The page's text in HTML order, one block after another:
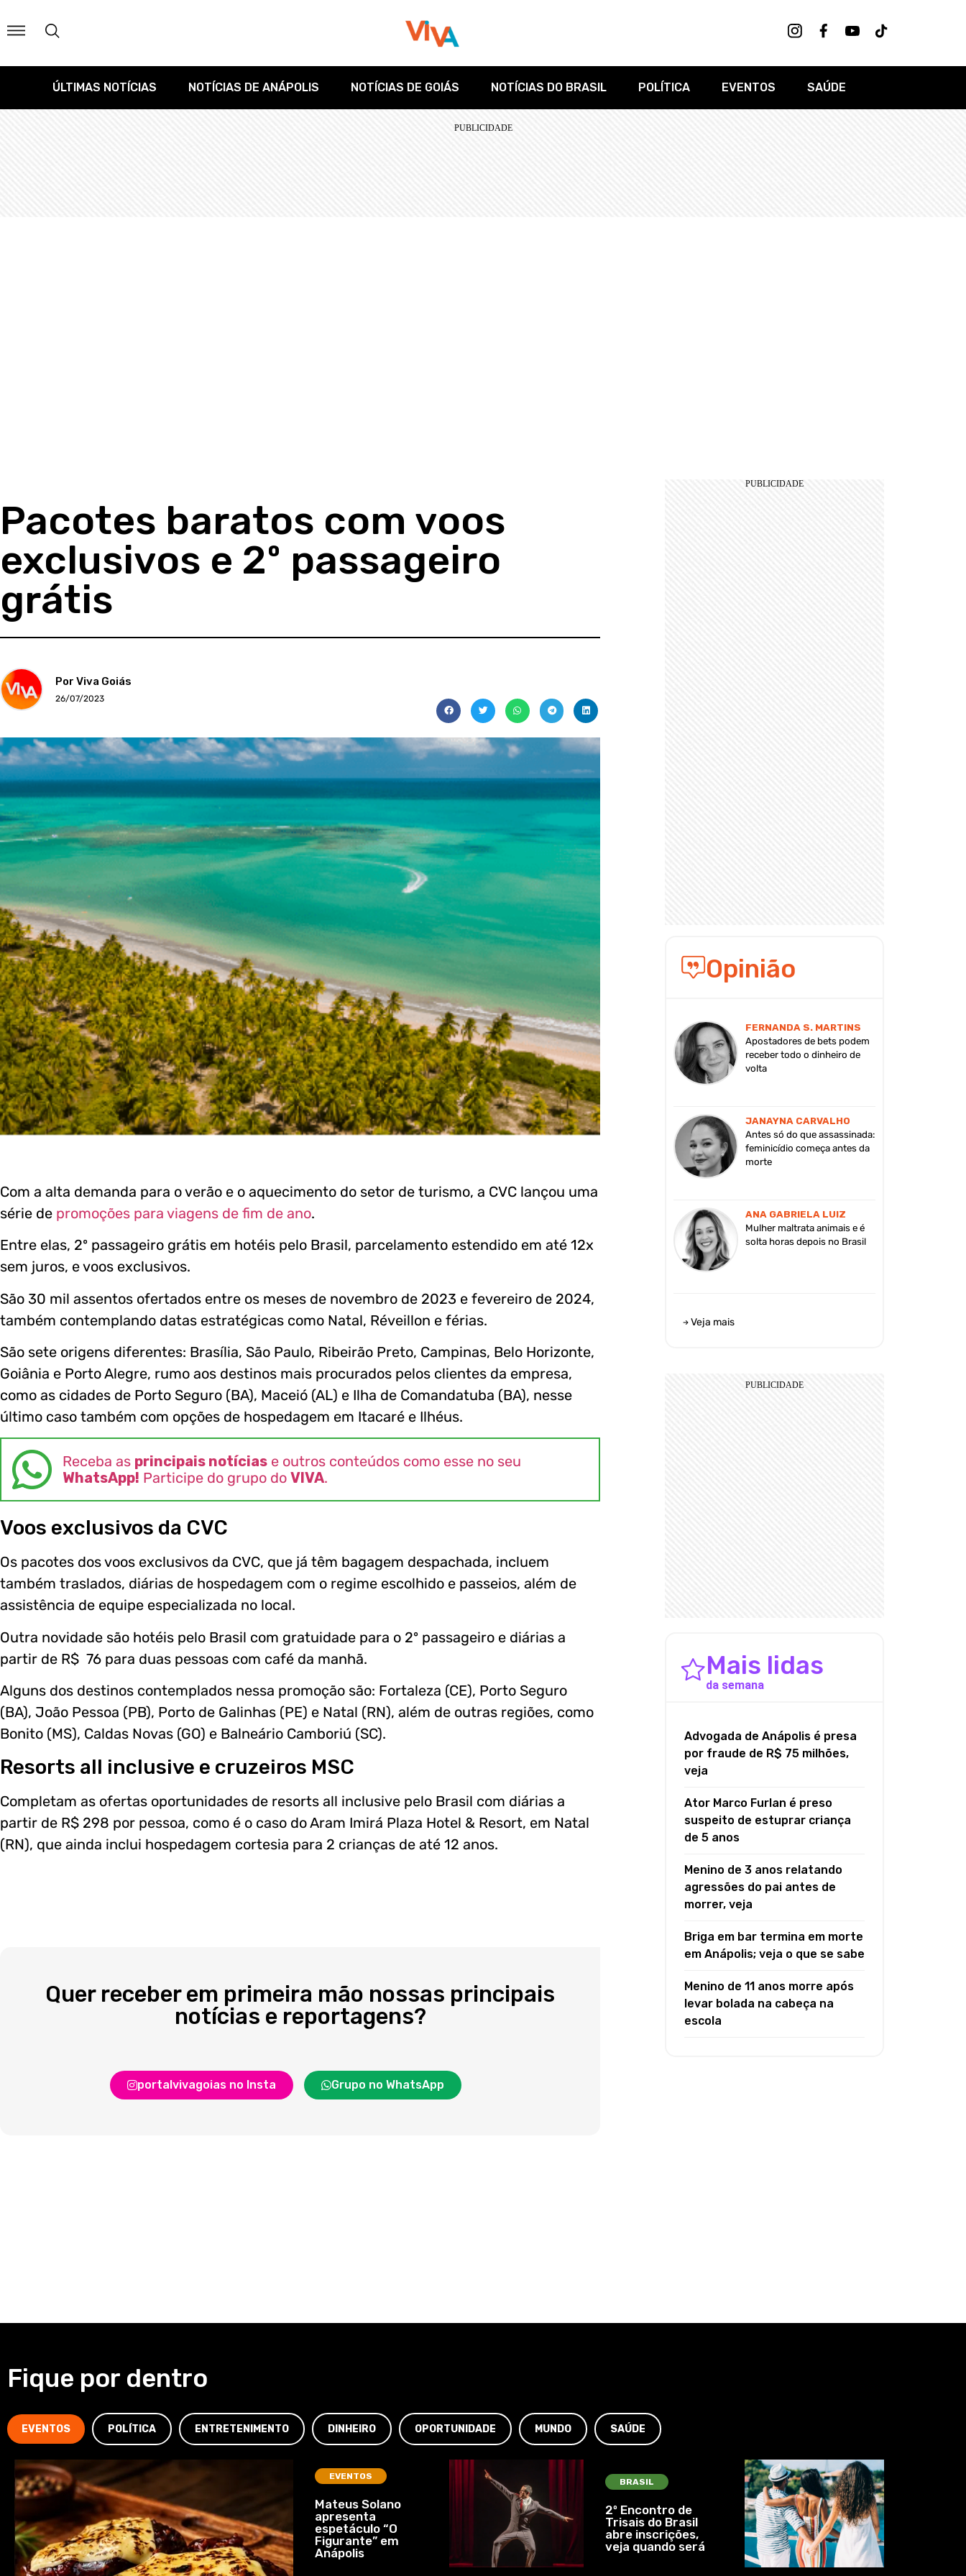
ÚLTIMAS NOTÍCIAS NOTÍCIAS DE ANÁPOLIS NOTÍCIAS DE GOIÁS NOTÍCIAS DO BRASIL POLÍTICA EVENTOS SAÚDE
Pacotes baratos com voos
exclusivos e 2º passageiro
grátis
Por Viva Goiás
26/07/2023
Com a alta demanda para o verão e o aquecimento do setor de turismo, a CVC lançou uma
série de promoções para viagens de fim de ano.
Entre elas, 2º passageiro grátis em hotéis pelo Brasil, parcelamento estendido em até 12x
sem juros, e voos exclusivos.
São 30 mil assentos ofertados entre os meses de novembro de 2023 e fevereiro de 2024,
também contemplando datas estratégicas como Natal, Réveillon e férias.
São sete origens diferentes: Brasília, São Paulo, Ribeirão Preto, Campinas, Belo Horizonte,
Goiânia e Porto Alegre, rumo aos destinos mais procurados pelos clientes da empresa,
como as cidades de Porto Seguro (BA), Maceió (AL) e Ilha de Comandatuba (BA), nesse
último caso também com opções de hospedagem em Itacaré e Ilhéus.
Receba as principais notícias e outros conteúdos como esse no seu
WhatsApp! Participe do grupo do VIVA.
Voos exclusivos da CVC
Os pacotes dos voos exclusivos da CVC, que já têm bagagem despachada, incluem
também traslados, diárias de hospedagem com o regime escolhido e passeios, além de
assistência de equipe especializada no local.
Outra novidade são hotéis pelo Brasil com gratuidade para o 2º passageiro e diárias a
partir de R$ 76 para duas pessoas com café da manhã.
Alguns dos destinos contemplados nessa promoção são: Fortaleza (CE), Porto Seguro
(BA), João Pessoa (PB), Porto de Galinhas (PE) e Natal (RN), além de outras regiões, como
Bonito (MS), Caldas Novas (GO) e Balneário Camboriú (SC).
Resorts all inclusive e cruzeiros MSC
Completam as ofertas oportunidades de resorts all inclusive pelo Brasil com diárias a
partir de R$ 298 por pessoa, como é o caso do Aram Imirá Plaza Hotel & Resort, em Natal
(RN), que ainda inclui hospedagem cortesia para 2 crianças de até 12 anos.
Quer receber em primeira mão nossas principais
notícias e reportagens?
portalvivagoias no Insta Grupo no WhatsApp
Opinião
FERNANDA S. MARTINS
Apostadores de bets podem
receber todo o dinheiro de
volta
JANAYNA CARVALHO
Antes só do que assassinada:
feminicídio começa antes da
morte
ANA GABRIELA LUIZ
Mulher maltrata animais e é
solta horas depois no Brasil
Veja mais
Mais lidas
da semana
Advogada de Anápolis é presa
por fraude de R$ 75 milhões,
veja
Ator Marco Furlan é preso
suspeito de estuprar criança
de 5 anos
Menino de 3 anos relatando
agressões do pai antes de
morrer, veja
Briga em bar termina em morte
em Anápolis; veja o que se sabe
Menino de 11 anos morre após
levar bolada na cabeça na
escola
Fique por dentro
EVENTOS POLÍTICA ENTRETENIMENTO DINHEIRO OPORTUNIDADE MUNDO SAÚDE
EVENTOS
Mateus Solano
apresenta
espetáculo “O
Figurante” em
Anápolis
BRASIL
2º Encontro de
Trisais do Brasil
abre inscrições,
veja quando será